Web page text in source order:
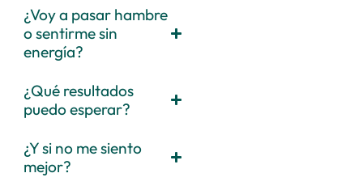
¿Voy a pasar hambre
o sentirme sin
energía?
¿Qué resultados
puedo esperar?
¿Y si no me siento
mejor?